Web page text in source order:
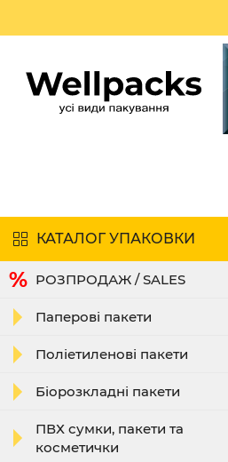
КАТАЛОГ УПАКОВКИ
РОЗПРОДАЖ / SALES
Паперові пакети
Поліетиленові пакети
Біорозкладні пакети
ПВХ сумки, пакети та
косметички